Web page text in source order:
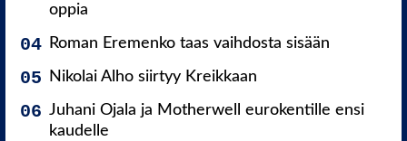
oppia
Roman Eremenko taas vaihdosta sisään
Nikolai Alho siirtyy Kreikkaan
Juhani Ojala ja Motherwell eurokentille ensi
kaudelle